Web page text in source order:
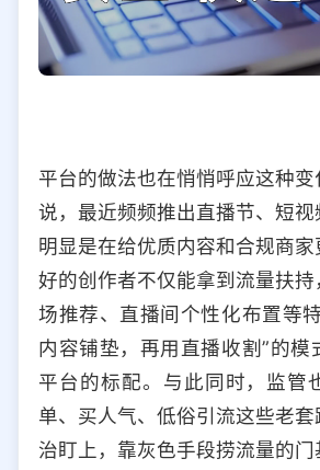
平台的做法也在悄悄呼应这种
说，最近频频推出直播节、短视
明显是在给优质内容和合规商
好的创作者不仅能拿到流量扶
场推荐、直播间个性化布置等
内容铺垫，再用直播收割”的模
平台的标配。与此同时，监管
单、买人气、低俗引流这些老
治盯上，靠灰色手段捞流量的